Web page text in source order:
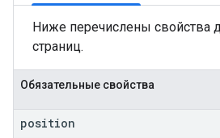
Ниже перечислены свойства
страниц.
Обязательные свойства
position